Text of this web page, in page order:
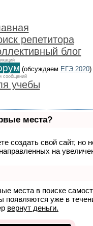
репетитора
блог
(обсуждаем ЕГЭ 2020)
сообщений
учебы
места?
создать свой сайт, но
на
места в поиске
появляются уже в
вернут деньги.